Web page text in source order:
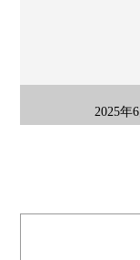
2025年
2025年
2025年